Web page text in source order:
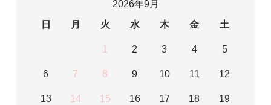
2026年9月
日
月 火 水 木 金 土
1 2 3 4 5
6 7 8 9 10 11 12
13 14 15 16 17 18 19